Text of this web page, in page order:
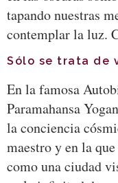
tapando nuestras
contemplar la luz.
Sólo se trata de
En la famosa
Paramahansa
la conciencia
maestro y en la
como una ciudad